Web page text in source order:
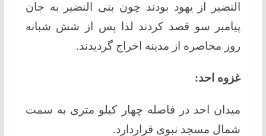
النضیر از یهود بودند چون بنی النضیر به جان
پیامبر سو قصد کردند لذا پس از شش شبانه
روز محاصره از مدینه اخراج گردیدند.
غزوه احد:
میدان احد در فاصله چهار کیلو متری به سمت
شمال مسجد نبوی قراردارد.